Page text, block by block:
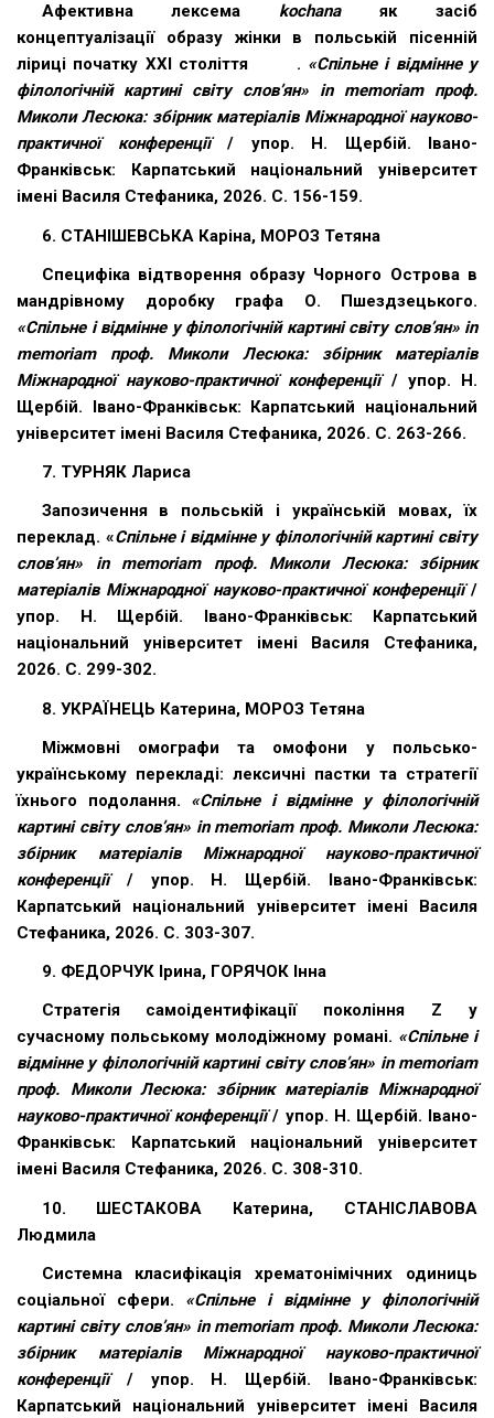
Афективна лексема kochanaяк засіб
концептуалізації образу жінки в польській пісенній
ліриці початку ХХІ століття . «Спільне і відмінне у
філологічній картині світу слов’ян» in memoriam проф.
Миколи Лесюка: збірник матеріалів Міжнародної науково-
практичної конференції/ упор. Н. Щербій. Івано-
Франківськ: Карпатський національний університет
імені Василя Стефаника, 2026. С. 156-159.
6. СТАНІШЕВСЬКА Каріна, МОРОЗ Тетяна
Специфіка відтворення образу Чорного Острова в
мандрівному доробку графа О. Пшездзецького.
«Спільне і відмінне у філологічній картині світу слов’ян» in
memoriam проф. Миколи Лесюка: збірник матеріалів
Міжнародної науково-практичної конференції / упор. Н.
Щербій. Івано-Франківськ: Карпатський національний
університет імені Василя Стефаника, 2026. С. 263-266.
7. ТУРНЯК Лариса
Запозичення в польській і українській мовах, їх
переклад. «Спільне і відмінне у філологічній картині світу
слов’ян» in memoriam проф. Миколи Лесюка: збірник
матеріалів Міжнародної науково-практичної конференції/
упор. Н. Щербій. Івано-Франківськ: Карпатський
національний університет імені Василя Стефаника,
2026. С. 299-302.
8. УКРАЇНЕЦЬ Катерина, МОРОЗ Тетяна
Міжмовні омографи та омофони у польсько-
українському перекладі: лексичні пастки та стратегії
їхнього подолання. «Спільне і відмінне у філологічній
картині світу слов’ян» in memoriam проф. Миколи Лесюка:
збірник матеріалів Міжнародної науково-практичної
конференції/ упор. Н. Щербій. Івано-Франківськ:
Карпатський національний університет імені Василя
Стефаника, 2026. С. 303-307.
9. ФЕДОРЧУК Ірина, ГОРЯЧОК Інна
Стратегія самоідентифікації покоління Z у
сучасному польському молодіжному романі. «Спільне і
відмінне у філологічній картині світу слов’ян» in memoriam
проф. Миколи Лесюка: збірник матеріалів Міжнародної
науково-практичної конференції/ упор. Н. Щербій. Івано-
Франківськ: Карпатський національний університет
імені Василя Стефаника, 2026. С. 308-310.
10. ШЕСТАКОВА Катерина, СТАНІСЛАВОВА
Людмила
Системна класифікація хрематонімічних одиниць
соціальної сфери. «Спільне і відмінне у філологічній
картині світу слов’ян» in memoriam проф. Миколи Лесюка:
збірник матеріалів Міжнародної науково-практичної
конференції / упор. Н. Щербій. Івано-Франківськ:
Карпатський національний університет імені Василя